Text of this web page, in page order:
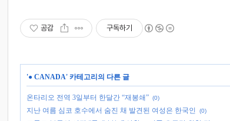
공감 구독하기
'● CANADA' 카테고리의 다른 글
온타리오 전역 3일부터 한달간 “재봉쇄” (0)
지난 여름 심코 호수에서 숨진 채 발견된 여성은 한국인 (0)